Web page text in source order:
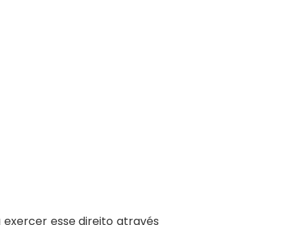
exercer esse direito através